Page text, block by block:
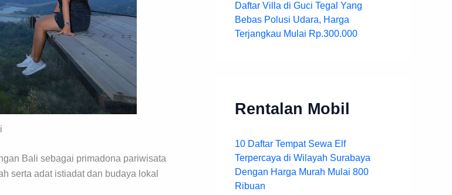
Bali sebagai primadona pariwisata
serta adat istiadat dan budaya lokal
Daftar Villa di Guci Tegal Yang
Bebas Polusi Udara, Harga
Terjangkau Mulai Rp.300.000
Rentalan Mobil
10 Daftar Tempat Sewa Elf
Terpercaya di Wilayah Surabaya
Dengan Harga Murah Mulai 800
Ribuan